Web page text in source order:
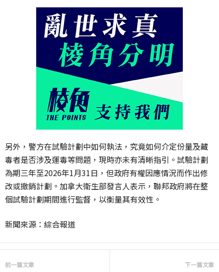
另外，警方在試驗計劃中如何執法，究竟如何介定份量及藏
毒者是否涉及運毒等問題，現時亦未有清晰指引。試驗計劃
為期三年至2026年1月31日，但政府有權因應情況而作出修
改或撤銷計劃。加拿大衛生部發言人表示，聯邦政府將在整
個試驗計劃期間進行監督，以衡量其有效性。
新聞來源：綜合報道
前一篇文章 下一篇文章